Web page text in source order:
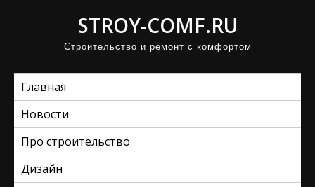
STROY-COMF.RU
Строительство и ремонт с комфортом
Главная
Новости
Про строительство
Дизайн